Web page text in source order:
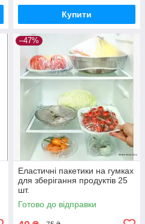
Купити
–47%
Еластичні пакетики на гумках
для зберігання продуктів 25
шт.
Готово до відправки